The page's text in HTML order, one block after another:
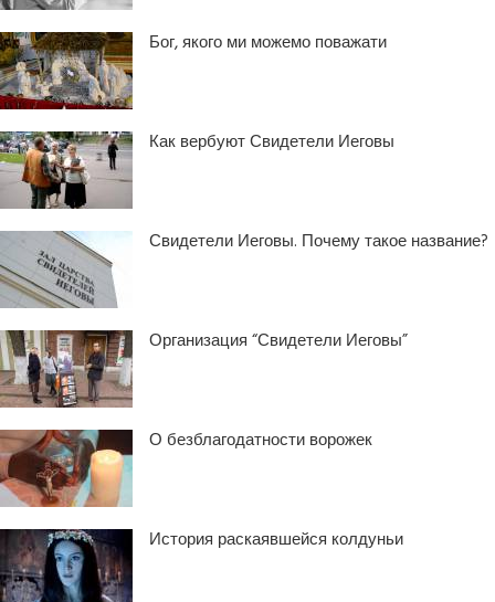
Бог, якого ми можемо поважати
Как вербуют Свидетели Иеговы
Свидетели Иеговы. Почему такое название?
Организация “Свидетели Иеговы”
О безблагодатности ворожек
История раскаявшейся колдуньи